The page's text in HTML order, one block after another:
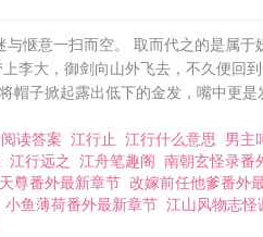
惬意一扫而空。 取而代之的是属
李大，御剑向山外飞去，不久便回
子掀起露出低下的金发，嘴中更
读答案 江行止 江行什么意思 男主
江行远之 江舟笔趣阁 南朝玄怪录番
尊番外最新章节 改嫁前任他爹番外
小鱼薄荷番外最新章节 江山风物志